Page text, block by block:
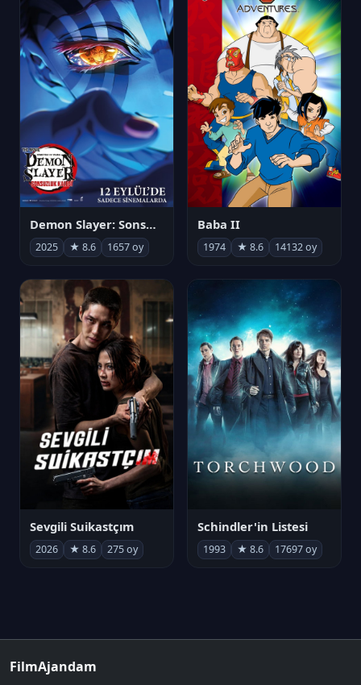
Demon Slayer: Sonsuzluk Kalesi
2025 ★ 8.6 1657 oy
Baba II
1974 ★ 8.6 14132 oy
Sevgili Suikastçım
2026 ★ 8.6 275 oy
Schindler'in Listesi
1993 ★ 8.6 17697 oy
FilmAjandam